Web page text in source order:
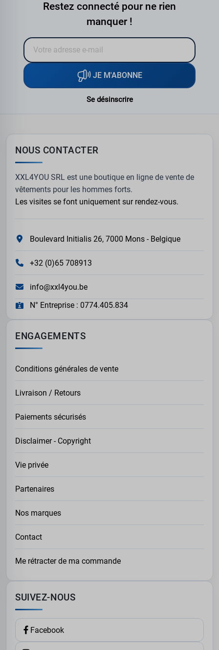
Restez connecté pour ne rien
manquer !
JE M'ABONNE
Se désinscrire
NOUS CONTACTER
XXL4YOU SRL est une boutique en ligne de vente de
vêtements pour les hommes forts.
Les visites se font uniquement sur rendez-vous.
Boulevard Initialis 26, 7000 Mons - Belgique
+32 (0)65 708913
info@xxl4you.be
N° Entreprise : 0774.405.834
ENGAGEMENTS
Conditions générales de vente
Livraison / Retours
Paiements sécurisés
Disclaimer - Copyright
Vie privée
Partenaires
Nos marques
Contact
Me rétracter de ma commande
SUIVEZ-NOUS
Facebook